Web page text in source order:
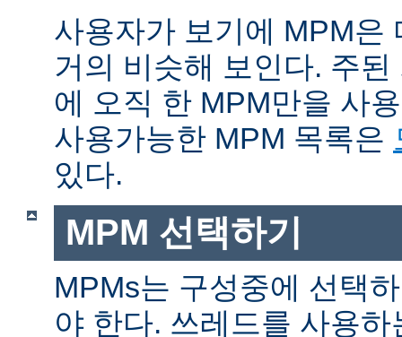
사용자가 보기에 MPM은
거의 비슷해 보인다. 주
에 오직 한 MPM만을 사
사용가능한 MPM 목록은
있다.
MPM 선택하기
MPMs는 구성중에 선택
야 한다. 쓰레드를 사용